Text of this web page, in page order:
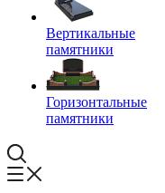
Вертикальные
памятники
Горизонтальные
памятники